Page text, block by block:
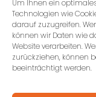
Um Ihnen ein
Technologien wie
darauf zuzugreifen.
können wir Daten wie
Website verarbeiten.
zurückziehen, können
beeinträchtigt werden.